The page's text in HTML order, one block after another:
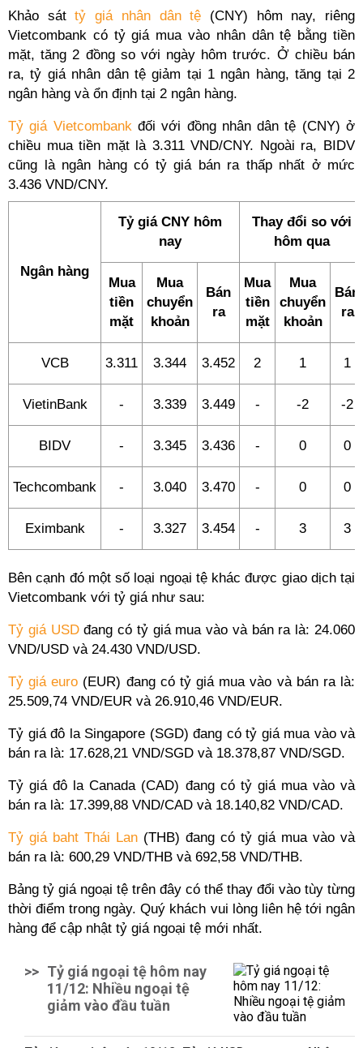
Khảo sáttỷ giá nhân dân tệ (CNY) hôm nay, riêng
Vietcombank có tỷ giá mua vào nhân dân tệ bằng tiền
mặt, tăng 2 đồng so với ngày hôm trước. Ở chiều bán
ra, tỷ giá nhân dân tệ giảm tại 1 ngân hàng, tăng tại 2
ngân hàng và ổn định tại 2 ngân hàng.
Tỷ giá Vietcombankđối với đồng nhân dân tệ (CNY) ở
chiều mua tiền mặt là 3.311 VND/CNY. Ngoài ra, BIDV
cũng là ngân hàng có tỷ giá bán ra thấp nhất ở mức
3.436 VND/CNY.
Ngân hàng
Tỷ giá CNY hôm
nay
Thay đổi so với
hôm qua
Mua
tiền
mặt
Mua
chuyển
khoản
Bán
ra
Mua
tiền
mặt
Mua
chuyển
khoản
Bán
ra
VCB 3.311 3.344 3.452 2 1 1
VietinBank - 3.339 3.449 - -2 -2
BIDV - 3.345 3.436 - 0 0
Techcombank - 3.040 3.470 - 0 0
Eximbank - 3.327 3.454 - 3 3
Bên cạnh đó một số loại ngoại tệ khác được giao dịch tại
Vietcombank với tỷ giá như sau:
Tỷ giá USDđang có tỷ giá mua vào và bán ra là: 24.060
VND/USD và 24.430 VND/USD.
Tỷ giá euro (EUR) đang có tỷ giá mua vào và bán ra là:
25.509,74 VND/EUR và 26.910,46 VND/EUR.
Tỷ giá đô la Singapore (SGD) đang có tỷ giá mua vào và
bán ra là: 17.628,21 VND/SGD và 18.378,87 VND/SGD.
Tỷ giá đô la Canada (CAD) đang có tỷ giá mua vào và
bán ra là: 17.399,88 VND/CAD và 18.140,82 VND/CAD.
Tỷ giá baht Thái Lan (THB) đang có tỷ giá mua vào và
bán ra là: 600,29 VND/THB và 692,58 VND/THB.
Bảng tỷ giá ngoại tệ trên đây có thể thay đổi vào tùy từng
thời điểm trong ngày. Quý khách vui lòng liên hệ tới ngân
hàng để cập nhật tỷ giá ngoại tệ mới nhất.
>> Tỷ giá ngoại tệ hôm nay
11/12: Nhiều ngoại tệ
giảm vào đầu tuần